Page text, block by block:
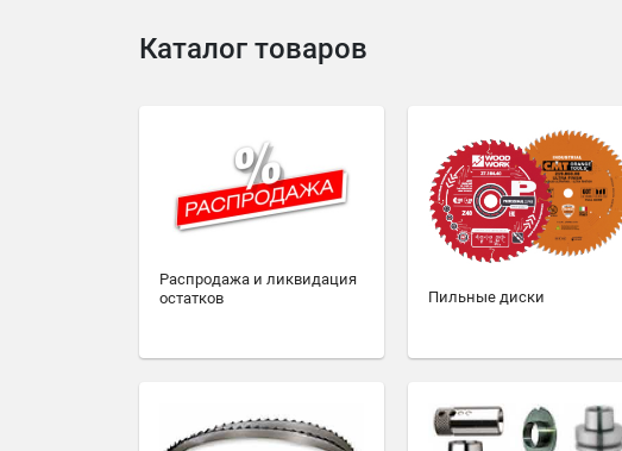
Каталог товаров
Распродажа и ликвидация
остатков
Пильные диски